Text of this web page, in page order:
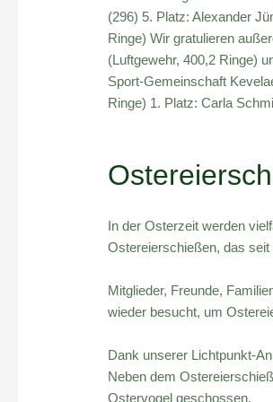
(296) 5. Platz: Alexander
Ringe) Wir gratulieren
(Luftgewehr, 400,2 Ringe)
Sport-Gemeinschaft
Ringe) 1. Platz: Carla
In der Osterzeit werden
Ostereierschießen, das
Mitglieder, Freunde,
wieder besucht, um
Dank unserer Lichtpunkt-
Neben dem
Ostervogel geschossen.